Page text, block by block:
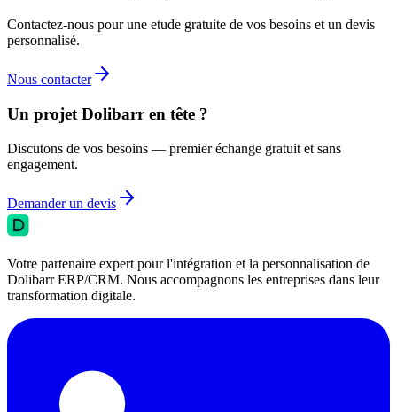
Contactez-nous pour une etude gratuite de vos besoins et un devis
personnalisé.
Nous contacter
Un projet Dolibarr en tête ?
Discutons de vos besoins — premier échange gratuit et sans
engagement.
Demander un devis
Votre partenaire expert pour l'intégration et la personnalisation de
Dolibarr ERP/CRM. Nous accompagnons les entreprises dans leur
transformation digitale.